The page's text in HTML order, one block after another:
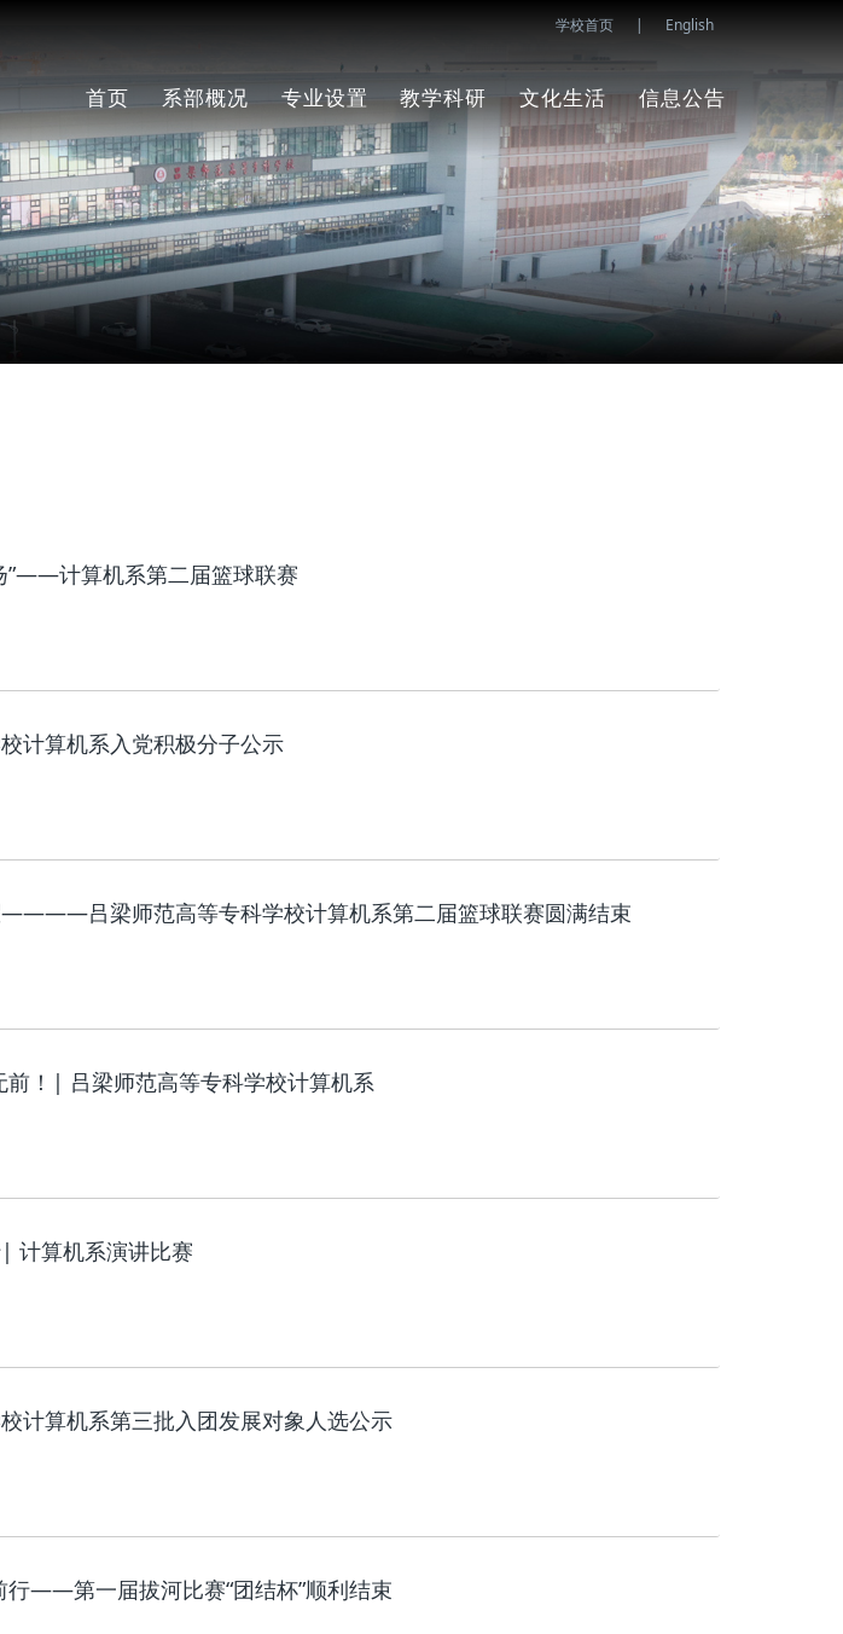
学校首页 | English
首页 系部概况
系部简介
现任领导
师资队伍
专业设置
计算机应用技
术
专业介绍
教学条件
师资力量
课程设计
人工智能技术
应用
专业介绍
教学条件
师资力量
智能互联网络
技术
专业介绍
课程设置
数据中心运行
教学科研
科研成果
学术报告
学术讲座
教学常规
实践教学
文化生活
校友之家
党建工作
团学工作
职工之家
校园风采
信息公告
系部新闻
系部公告
”——计算机系第二届篮球联赛
计算机系入党积极分子公示
————吕梁师范高等专科学校计算机系第二届篮球联赛圆满结束
前！| 吕梁师范高等专科学校计算机系
计算机系演讲比赛
计算机系第三批入团发展对象人选公示
行——第一届拔河比赛“团结杯”顺利结束